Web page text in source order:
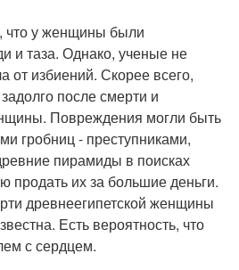
что у женщины были
и таза. Однако, ученые не
от избиений. Скорее всего,
после смерти и
Повреждения могли быть
гробниц - преступниками,
пирамиды в поисках
продать их за большие деньги.
древнеегипетской женщины
Есть вероятность, что
с сердцем.